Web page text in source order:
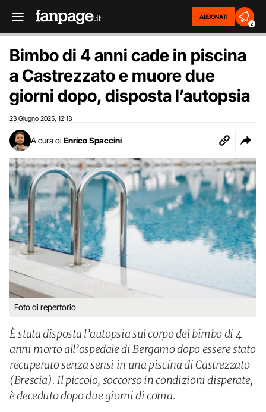
ABBONATI
2
Bimbo di 4 anni cade in piscina
a Castrezzato e muore due
giorni dopo, disposta l’autopsia
23 Giugno 2025 12:13
A cura di Enrico Spaccini
Foto di repertorio
È stata disposta l’autopsia sul corpo del bimbo di 4
anni morto all’ospedale di Bergamo dopo essere stato
recuperato senza sensi in una piscina di Castrezzato
(Brescia). Il piccolo, soccorso in condizioni disperate,
è deceduto dopo due giorni di coma.